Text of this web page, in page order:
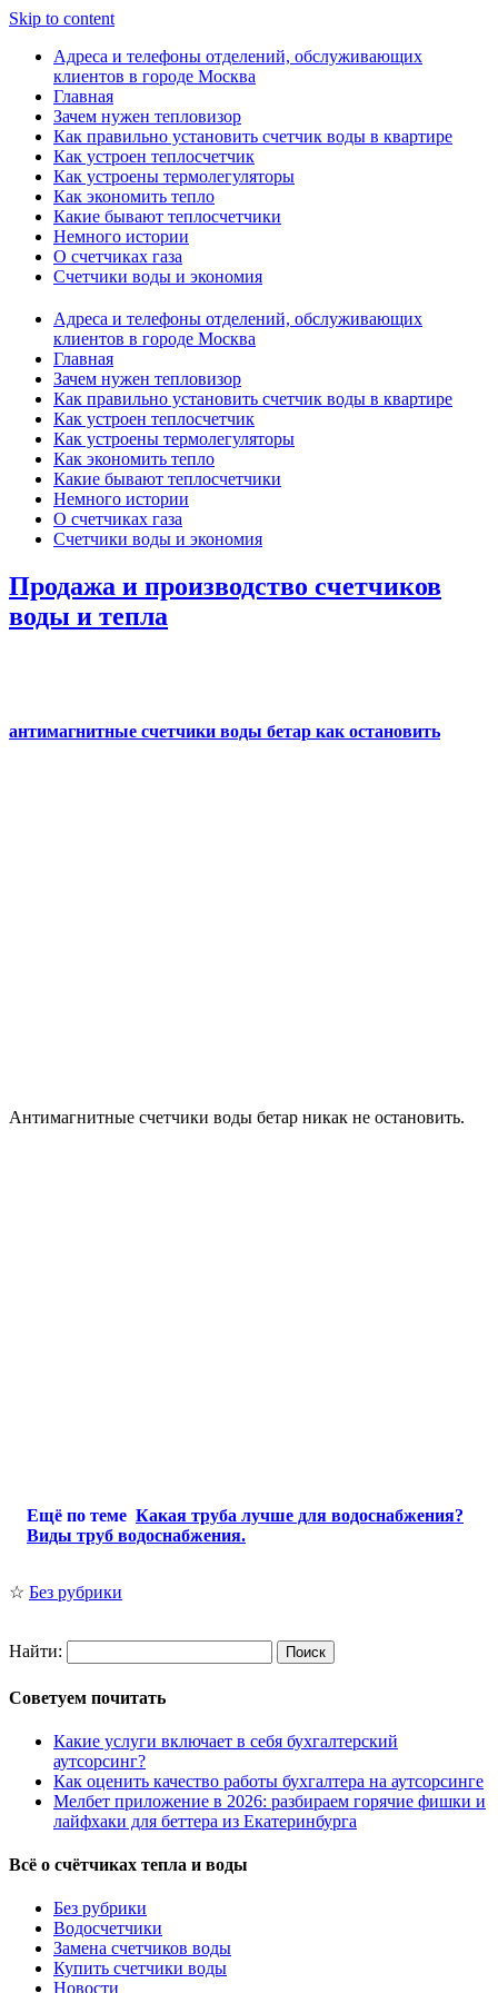
Skip to content
Адреса и телефоны отделений, обслуживающих
клиентов в городе Москва
Главная
Зачем нужен тепловизор
Как правильно установить счетчик воды в квартире
Как устроен теплосчетчик
Как устроены термолегуляторы
Как экономить тепло
Какие бывают теплосчетчики
Немного истории
О счетчиках газа
Счетчики воды и экономия
Адреса и телефоны отделений, обслуживающих
клиентов в городе Москва
Главная
Зачем нужен тепловизор
Как правильно установить счетчик воды в квартире
Как устроен теплосчетчик
Как устроены термолегуляторы
Как экономить тепло
Какие бывают теплосчетчики
Немного истории
О счетчиках газа
Счетчики воды и экономия
Продажа и производство счетчиков
воды и тепла
антимагнитные счетчики воды бетар как остановить
Антимагнитные счетчики воды бетар никак не остановить.
Ещё по теме Какая труба лучше для водоснабжения?
Виды труб водоснабжения.
☆ Без рубрики
Найти:
Советуем почитать
Какие услуги включает в себя бухгалтерский
аутсорсинг?
Как оценить качество работы бухгалтера на аутсорсинге
Мелбет приложение в 2026: разбираем горячие фишки и
лайфхаки для беттера из Екатеринбурга
Всё о счётчиках тепла и воды
Без рубрики
Водосчетчики
Замена счетчиков воды
Купить счетчики воды
Новости